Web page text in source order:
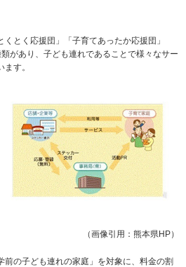
とく応援団」「子育てあったか応援団」
があり、子ども連れであることで様々なサー
す。
（画像引用：熊本県HP）
の子ども連れの家庭」を対象に、料金の割